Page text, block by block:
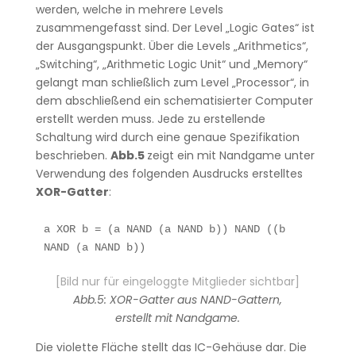
werden, welche in mehrere Levels
zusammengefasst sind. Der Level „Logic Gates“ ist
der Ausgangspunkt. Über die Levels „Arithmetics“,
„Switching“, „Arithmetic Logic Unit“ und „Memory“
gelangt man schließlich zum Level „Processor“, in
dem abschließend ein schematisierter Computer
erstellt werden muss. Jede zu erstellende
Schaltung wird durch eine genaue Spezifikation
beschrieben. Abb.5 zeigt ein mit Nandgame unter
Verwendung des folgenden Ausdrucks erstelltes
XOR-Gatter:
a XOR b = (a NAND (a NAND b)) NAND ((b
NAND (a NAND b))
[Bild nur für eingeloggte Mitglieder sichtbar]
Abb.5: XOR-Gatter aus NAND-Gattern,
erstellt mit Nandgame.
Die violette Fläche stellt das IC-Gehäuse dar. Die